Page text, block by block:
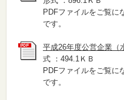
PDFファイルをご覧に
です。
平成26年度公営企業（
式 ：494.1ＫＢ
PDFファイルをご覧に
です。